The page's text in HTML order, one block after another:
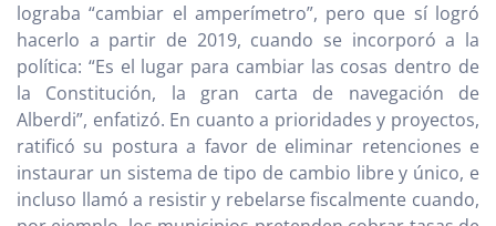
lograba “cambiar el amperímetro”, pero que sí logró
hacerlo a partir de 2019, cuando se incorporó a la
política: “Es el lugar para cambiar las cosas dentro de
la Constitución, la gran carta de navegación de
Alberdi”, enfatizó. En cuanto a prioridades y proyectos,
ratificó su postura a favor de eliminar retenciones e
instaurar un sistema de tipo de cambio libre y único, e
incluso llamó a resistir y rebelarse fiscalmente cuando,